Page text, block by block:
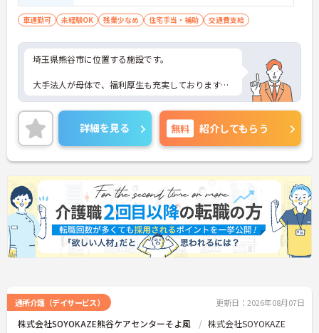
車通勤可 未経験OK 残業少なめ 住宅手当・補助 交通費支給
埼玉県熊谷市に位置する施設です。
大手法人が母体で、福利厚生も充実しております。
ご興味ある方には、面接対策ポイントなど、さらに
詳細をお話しいたしますのでお気軽にご相談くださ
い！
詳細を見る 無料 紹介してもらう
通所介護（デイサービス） 更新日：2026年08月07日
株式会社SOYOKAZE熊谷ケアセンターそよ風 株式会社SOYOKAZE